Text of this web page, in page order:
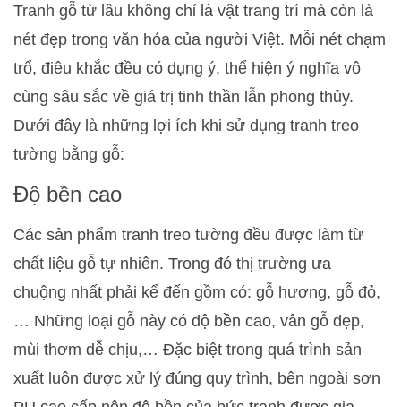
Tranh gỗ từ lâu không chỉ là vật trang trí mà còn là
nét đẹp trong văn hóa của người Việt. Mỗi nét chạm
trổ, điêu khắc đều có dụng ý, thể hiện ý nghĩa vô
cùng sâu sắc về giá trị tinh thần lẫn phong thủy.
Dưới đây là những lợi ích khi sử dụng tranh treo
tường bằng gỗ:
Độ bền cao
Các sản phẩm tranh treo tường đều được làm từ
chất liệu gỗ tự nhiên. Trong đó thị trường ưa
chuộng nhất phải kể đến gồm có: gỗ hương, gỗ đỏ,
… Những loại gỗ này có độ bền cao, vân gỗ đẹp,
mùi thơm dễ chịu,… Đặc biệt trong quá trình sản
xuất luôn được xử lý đúng quy trình, bên ngoài sơn